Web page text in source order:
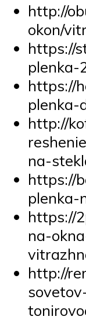
http://
okon/
https://
plenka-
https://
plenka-
http://
na-
https://
plenka-
https://
na-
http://